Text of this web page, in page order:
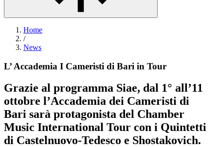
Home
/
News
L’ Accademia I Cameristi di Bari in Tour
Grazie al programma Siae, dal 1° all’11
ottobre l’Accademia dei Cameristi di
Bari sarà protagonista del Chamber
Music International Tour con i Quintetti
di Castelnuovo-Tedesco e Shostakovich.